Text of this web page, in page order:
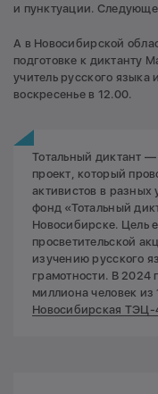
и пунктуации.
А в Новосибирской
подготовке к диктанту
учитель русского языка
воскресенье в 12.00.
Тотальный диктант
проект, который
активистов в разных
фонд «Тотальный
Новосибирске. Цель
просветительской
изучению русского
грамотности. В 2024
миллиона человек
Новосибирская ТЭЦ-